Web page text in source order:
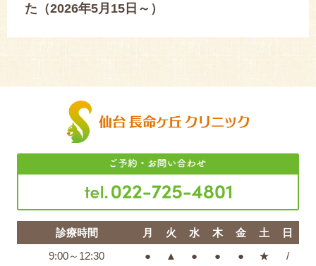
た（2026年5月15日～）
診療時間 月 火 水 木 金 土
日
9:00～12:30
● ▲ ● ● ● ★
/